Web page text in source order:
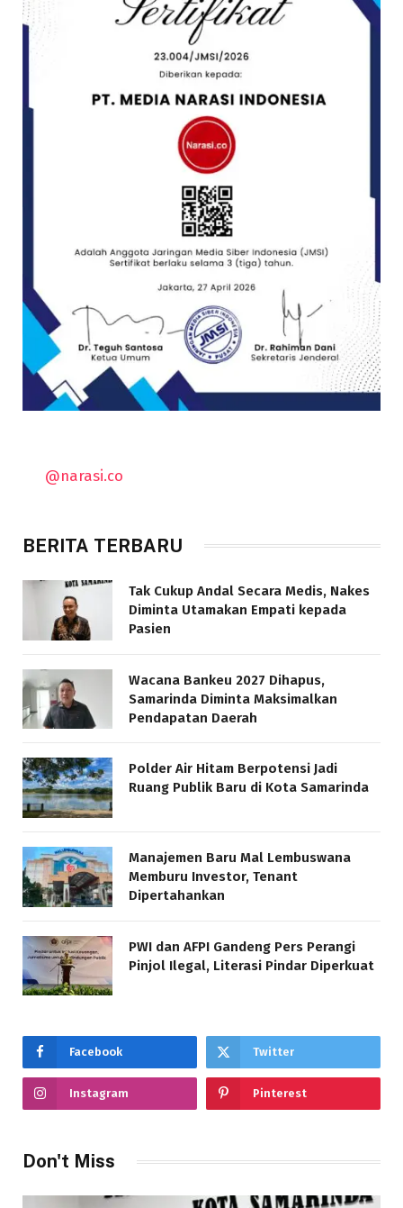
@narasi.co
BERITA TERBARU
Tak Cukup Andal Secara Medis, Nakes
Diminta Utamakan Empati kepada
Pasien
Wacana Bankeu 2027 Dihapus,
Samarinda Diminta Maksimalkan
Pendapatan Daerah
Polder Air Hitam Berpotensi Jadi
Ruang Publik Baru di Kota Samarinda
Manajemen Baru Mal Lembuswana
Memburu Investor, Tenant
Dipertahankan
PWI dan AFPI Gandeng Pers Perangi
Pinjol Ilegal, Literasi Pindar Diperkuat
Facebook Twitter
Instagram Pinterest
Don't Miss